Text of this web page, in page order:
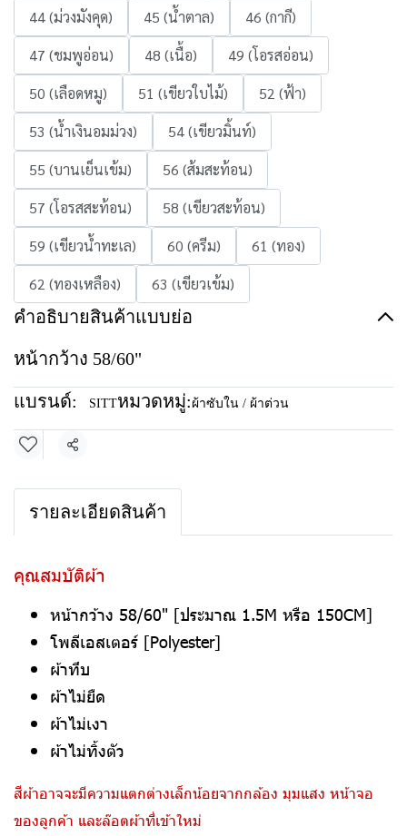
44 (ม่วงมังคุด)
45 (น้ำตาล)
46 (กากี)
47 (ชมพูอ่อน)
48 (เนื้อ)
49 (โอรสอ่อน)
50 (เลือดหมู)
51 (เขียวใบไม้)
52 (ฟ้า)
53 (น้ำเงินอมม่วง)
54 (เขียวมิ้นท์)
55 (บานเย็นเข้ม)
56 (ส้มสะท้อน)
57 (โอรสสะท้อน)
58 (เขียวสะท้อน)
59 (เขียวน้ำทะเล)
60 (ครีม)
61 (ทอง)
62 (ทองเหลือง)
63 (เขียวเข้ม)
คำอธิบายสินค้าแบบย่อ
หน้ากว้าง 58/60"
แบรนด์: SITTหมวดหมู่: ผ้าซับใน / ผ้าต่วน
แชร์
รายละเอียดสินค้า
คุณสมบัติผ้า
หน้ากว้าง 58/60" [ประมาณ 1.5M หรือ 150CM]
โพลีเอสเตอร์ [Polyester]
ผ้าทึบ
ผ้าไม่ยืด
ผ้าไม่เงา
ผ้าไม่ทิ้งตัว
สีผ้าอาจจะมีความแตกต่างเล็กน้อยจากกล้อง มุมแสง หน้าจอ
ของลูกค้า และล๊อตผ้าที่เข้าใหม่